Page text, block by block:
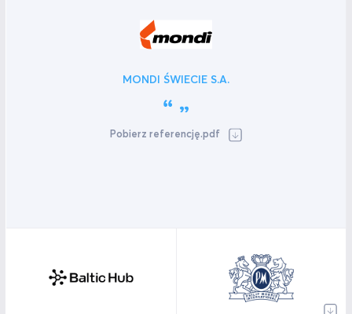
MONDI ŚWIECIE S.A.
Pobierz referencję.pdf